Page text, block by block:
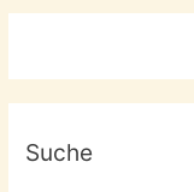
Suche